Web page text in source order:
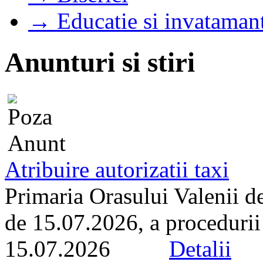
→ Educatie si
Anunturi si stiri
Atribuire autorizatii taxi
Primaria Orasului Valenii
de 15.07.2026, a
15.07.2026 Detalii